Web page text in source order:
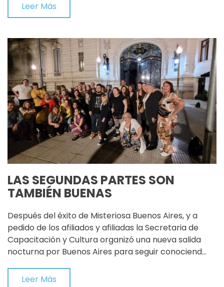
Leer Más
LAS SEGUNDAS PARTES SON
TAMBIÉN BUENAS
Después del éxito de Misteriosa Buenos Aires, y a
pedido de los afiliados y afiliadas la Secretaria de
Capacitación y Cultura organizó una nueva salida
nocturna por Buenos Aires para seguir conociend…
Leer Más